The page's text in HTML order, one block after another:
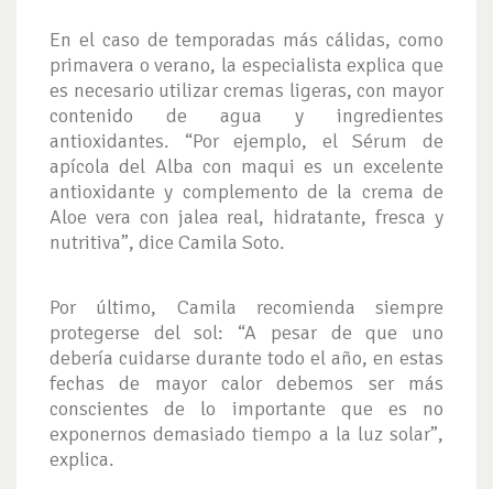
En el caso de temporadas más cálidas, como
primavera o verano, la especialista explica que
es necesario utilizar cremas ligeras, con mayor
contenido de agua y ingredientes
antioxidantes. “Por ejemplo, el Sérum de
apícola del Alba con maqui es un excelente
antioxidante y complemento de la crema de
Aloe vera con jalea real, hidratante, fresca y
nutritiva”, dice Camila Soto.
Por último, Camila recomienda siempre
protegerse del sol: “A pesar de que uno
debería cuidarse durante todo el año, en estas
fechas de mayor calor debemos ser más
conscientes de lo importante que es no
exponernos demasiado tiempo a la luz solar”,
explica.